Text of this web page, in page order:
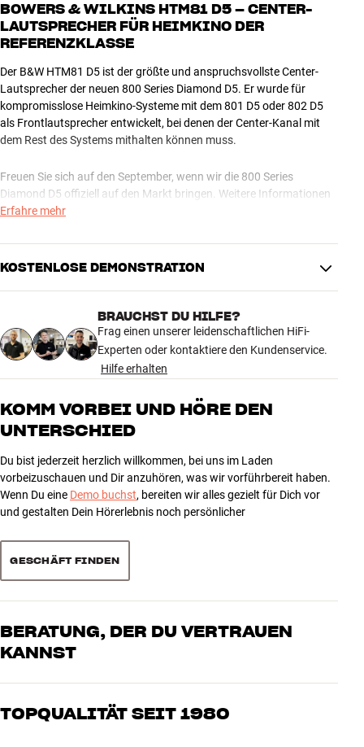
BOWERS & WILKINS HTM81 D5 – CENTER-
LAUTSPRECHER FÜR HEIMKINO DER
REFERENZKLASSE
Der B&W HTM81 D5 ist der größte und anspruchsvollste Center-
Lautsprecher der neuen 800 Series Diamond D5. Er wurde für
kompromisslose Heimkino-Systeme mit dem 801 D5 oder 802 D5
als Frontlautsprecher entwickelt, bei denen der Center-Kanal mit
dem Rest des Systems mithalten können muss.
Freuen Sie sich auf den September, wenn wir die 800 Series
Diamond D5 offiziell auf den Markt bringen. Weitere Informationen
folgen in Kürze.
NOCH KLARER, FREIER UND PRÄZISER
Hier erhalten Sie die fortschrittlichsten Technologien von B&W in
einem Center-Lautsprecher: Diamond-Dome-Hochtöner, Solid-Body-
Aerofoil-Tieftöner. Das sorgt für Dialoge, Stimmen und Filmeffekte
mit der Klarheit, Tiefe und Natürlichkeit, die zu einem echten High-
End-Surround-System gehören.
ist ein waschechter 800 D5-Lautsprecher, der dafür gebaut wurde,
das Filmerlebnis mit derselben Präzision und Autorität zu vermitteln
Die neue 800 Series Diamond D5 kann ab dem 15. September in den
folgenden Filialen von HiFi Klubben erlebt werden:
Charlottenburg
Erfahre mehr
KOSTENLOSE DEMONSTRATION
BRAUCHST DU HILFE?
Frag einen unserer leidenschaftlichen HiFi-
Experten oder kontaktiere den Kundenservice.
Hilfe erhalten
KOMM VORBEI UND HÖRE DEN
UNTERSCHIED
Du bist jederzeit herzlich willkommen, bei uns im Laden
vorbeizuschauen und Dir anzuhören, was wir vorführbereit haben.
Wenn Du eine Demo buchst, bereiten wir alles gezielt für Dich vor
und gestalten Dein Hörerlebnis noch persönlicher
GESCHÄFT FINDEN
BERATUNG, DER DU VERTRAUEN
KANNST
Unsere Mitarbeiter sind echte Enthusiasten, die unsere Produkte
oder Heimkino. Erzähle uns, wovon Du träumst, und wir finden
TOPQUALITÄT SEIT 1980